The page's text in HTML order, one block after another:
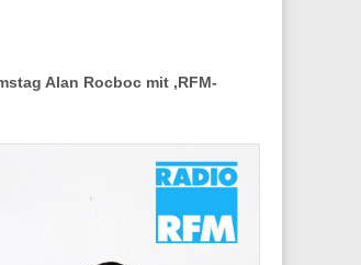
Alan Rocboc mit ‚RFM-